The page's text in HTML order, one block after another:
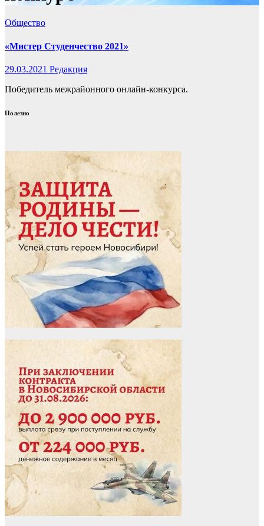
Общество
«Мистер Студенчество 2021»
29.03.2021 Редакция
Победитель межрайонного онлайн-конкурса.
Полезно